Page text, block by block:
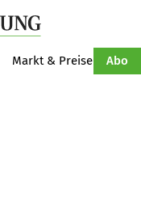
Markt & Preise Abo